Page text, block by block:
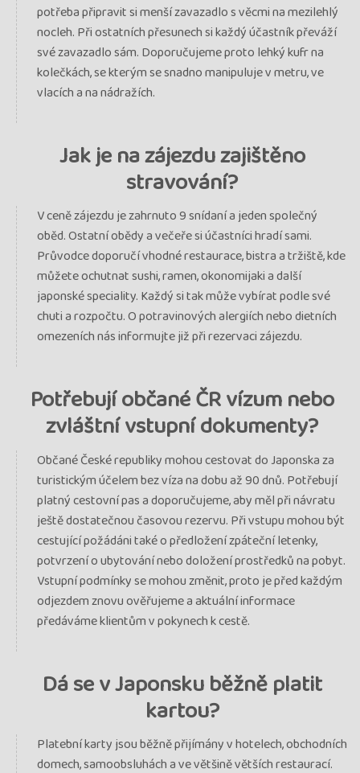
potřeba připravit si menší zavazadlo s věcmi na mezilehlý
nocleh. Při ostatních přesunech si každý účastník převáží
své zavazadlo sám. Doporučujeme proto lehký kufr na
kolečkách, se kterým se snadno manipuluje v metru, ve
vlacích a na nádražích.
Jak je na zájezdu zajištěno
stravování?
V ceně zájezdu je zahrnuto 9 snídaní a jeden společný
oběd. Ostatní obědy a večeře si účastníci hradí sami.
Průvodce doporučí vhodné restaurace, bistra a tržiště, kde
můžete ochutnat sushi, ramen, okonomijaki a další
japonské speciality. Každý si tak může vybírat podle své
chuti a rozpočtu. O potravinových alergiích nebo dietních
omezeních nás informujte již při rezervaci zájezdu.
Potřebují občané ČR vízum nebo
zvláštní vstupní dokumenty?
Občané České republiky mohou cestovat do Japonska za
turistickým účelem bez víza na dobu až 90 dnů. Potřebují
platný cestovní pas a doporučujeme, aby měl při návratu
ještě dostatečnou časovou rezervu. Při vstupu mohou být
cestující požádáni také o předložení zpáteční letenky,
potvrzení o ubytování nebo doložení prostředků na pobyt.
Vstupní podmínky se mohou změnit, proto je před každým
odjezdem znovu ověřujeme a aktuální informace
předáváme klientům v pokynech k cestě.
Dá se v Japonsku běžně platit
kartou?
Platební karty jsou běžně přijímány v hotelech, obchodních
domech, samoobsluhách a ve většině větších restaurací.